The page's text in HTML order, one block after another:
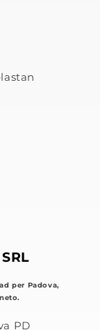
per Padova,
PD